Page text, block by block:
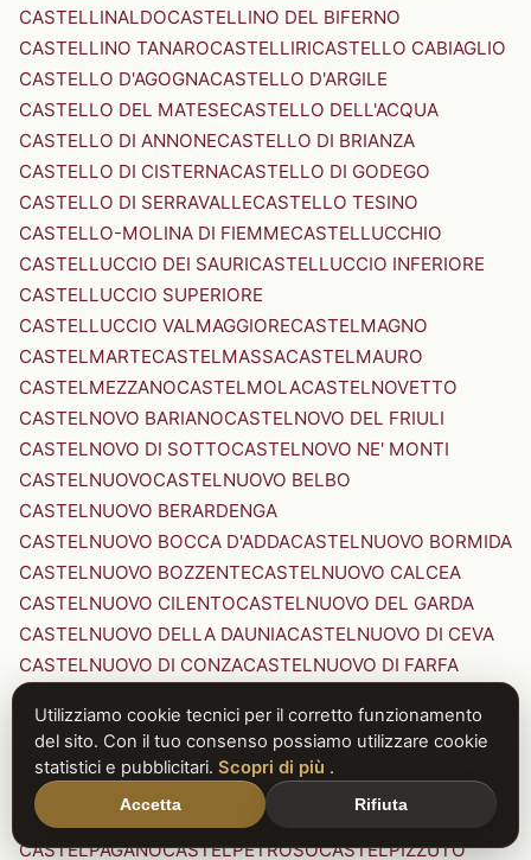
CASTELLINALDOCASTELLINO DEL BIFERNO
CASTELLINO TANAROCASTELLIRICASTELLO CABIAGLIO
CASTELLO D'AGOGNACASTELLO D'ARGILE
CASTELLO DEL MATESECASTELLO DELL'ACQUA
CASTELLO DI ANNONECASTELLO DI BRIANZA
CASTELLO DI CISTERNACASTELLO DI GODEGO
CASTELLO DI SERRAVALLECASTELLO TESINO
CASTELLO-MOLINA DI FIEMMECASTELLUCCHIO
CASTELLUCCIO DEI SAURICASTELLUCCIO INFERIORE
CASTELLUCCIO SUPERIORE
CASTELLUCCIO VALMAGGIORECASTELMAGNO
CASTELMARTECASTELMASSACASTELMAURO
CASTELMEZZANOCASTELMOLACASTELNOVETTO
CASTELNOVO BARIANOCASTELNOVO DEL FRIULI
CASTELNOVO DI SOTTOCASTELNOVO NE' MONTI
CASTELNUOVOCASTELNUOVO BELBO
CASTELNUOVO BERARDENGA
CASTELNUOVO BOCCA D'ADDACASTELNUOVO BORMIDA
CASTELNUOVO BOZZENTECASTELNUOVO CALCEA
CASTELNUOVO CILENTOCASTELNUOVO DEL GARDA
CASTELNUOVO DELLA DAUNIACASTELNUOVO DI CEVA
CASTELNUOVO DI CONZACASTELNUOVO DI FARFA
CASTELNUOVO DI PORTO CASTELNUOVO DON BOSCO
CASTELNUOVO MAGRACASTELNUOVO NIGRA
CASTELNUOVO PARANOCASTELNUOVO RANGONE
CASTELNUOVO SCRIVIA
CASTELNUOVO VAL DI CECINA
CASTELPAGANOCASTELPETROSOCASTELPIZZUTO
Utilizziamo cookie tecnici per il corretto funzionamento
del sito. Con il tuo consenso possiamo utilizzare cookie
statistici e pubblicitari. Scopri di più .
Accetta Rifiuta